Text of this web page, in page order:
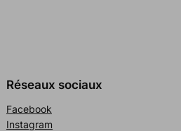
Réseaux sociaux
Facebook
Instagram